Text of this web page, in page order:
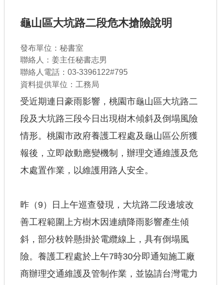
便民服務
路燈
公共工程
網站導覽
市政信箱
常見問答
網站安全政策
政府網站資料開放宣告
龜山區大坑路二段危木搶險說明
發布單位：秘書室
聯絡人：姜主任秘書志男
聯絡人電話：03-3396122#795
資料提供單位：工務局
受近期連日豪雨影響，桃園市龜山區大坑路二
段及大坑路三段今日出現樹木傾斜及倒塌風險
情形。桃園市政府養護工程處及龜山區公所獲
報後，立即啟動應變機制，辦理交通維護及危
木處置作業，以維護用路人安全。
昨（9）日上午巡查發現，大坑路二段邊坡改
善工程範圍上方樹木因連續降雨影響產生傾
斜，部分枝幹懸掛於電纜線上，具有倒塌風
險。養護工程處於上午7時30分即通知施工廠
商辦理交通維護及管制作業，並協請台灣電力